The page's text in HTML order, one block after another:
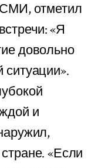
отметил
«Я
довольно
и
«Если